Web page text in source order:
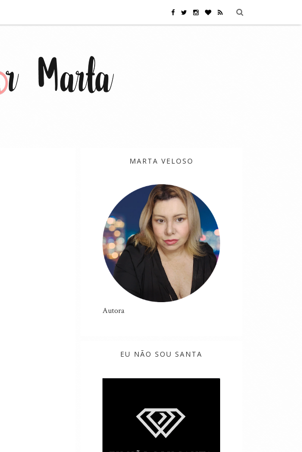
MARTA VELOSO
Autora
EU NÃO SOU SANTA